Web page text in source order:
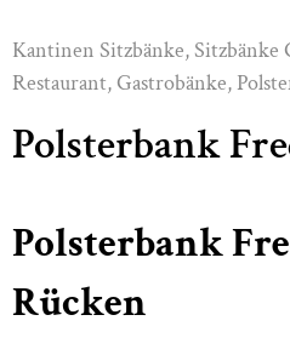
Kantinen Sitzbänke,Sitzbänke
Restaurant, Gastrobänke,
Polsterbank
Polsterbank
Rücken